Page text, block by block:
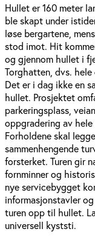
Hullet er 160 meter
ble skapt under
løse bergartene,
stod imot. Hit
og gjennom hullet i
Torghatten, dvs.
Det er i dag ikke en
hullet. Prosjektet
parkeringsplass,
oppgradering av
Forholdene skal
sammenhengende
forsterket. Turen gir
fornminner og
nye servicebygget
informasjonstavler
turen opp til hullet.
universell kyststi.